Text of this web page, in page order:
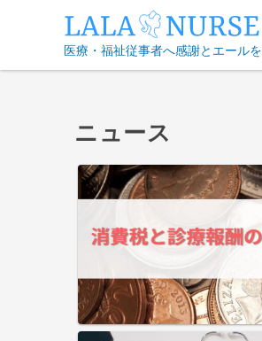
医療・福祉従事者へ感謝とエールを
ニュース